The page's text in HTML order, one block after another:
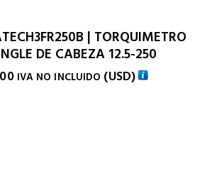
| TORQUIMETRO
DE CABEZA 12.5-250
IVA NO INCLUIDO (USD)